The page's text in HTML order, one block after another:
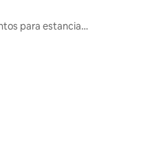
Alojamientos para estancias largas